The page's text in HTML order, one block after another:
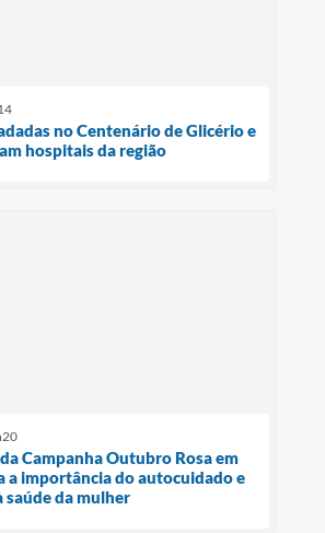
no Centenário de Glicério e
hospitais da região
Campanha Outubro Rosa em
a importância do autocuidado e
saúde da mulher